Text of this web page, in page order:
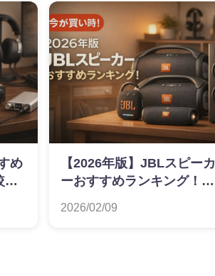
め
情
【2026年版】JBLスピーカ
ーおすすめランキング！最
2026/02/09